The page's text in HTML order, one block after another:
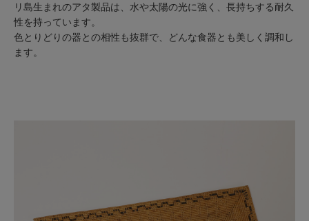
リ島生まれのアタ製品は、水や太陽の光に強く、長持ちする耐久
性を持っています。
色とりどりの器との相性も抜群で、どんな食器とも美しく調和し
ます。